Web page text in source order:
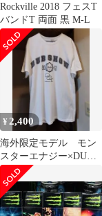
Rockville 2018 フェスT
バンドT 両面 黒 M-L
¥ 2,400
海外限定モデル モン
スターエナジー×DUB
コラボTシャツ